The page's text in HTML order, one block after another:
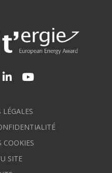
le compte Facebook
vers le compte Instagram
Lien vers le compte
COOKIES
SITE